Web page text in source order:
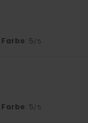
Farbe: 5/5
Farbe: 5/5